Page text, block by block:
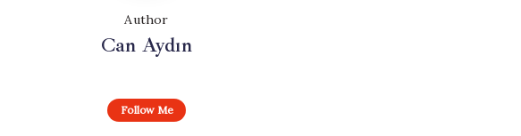
Author
Can Aydın
Follow Me